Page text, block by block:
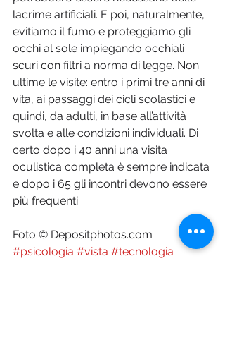
lacrime artificiali. E poi, naturalmente,
evitiamo il fumo e proteggiamo gli
occhi al sole impiegando occhiali
scuri con filtri a norma di legge. Non
ultime le visite: entro i primi tre anni di
vita, ai passaggi dei cicli scolastici e
quindi, da adulti, in base all’attività
svolta e alle condizioni individuali. Di
certo dopo i 40 anni una visita
oculistica completa è sempre indicata
e dopo i 65 gli incontri devono essere
più frequenti.
Foto © Depositphotos.com
#psicologia #vista #tecnologia